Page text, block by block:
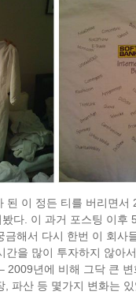
된 이 정든 티를 버리면서
다. 이 과거 포스팅 이후
금해서 다시 한번 이 회사
간을 많이 투자하지 않아
2009년에 비해 그닥 큰 변
, 파산 등 몇가지 변화는 있